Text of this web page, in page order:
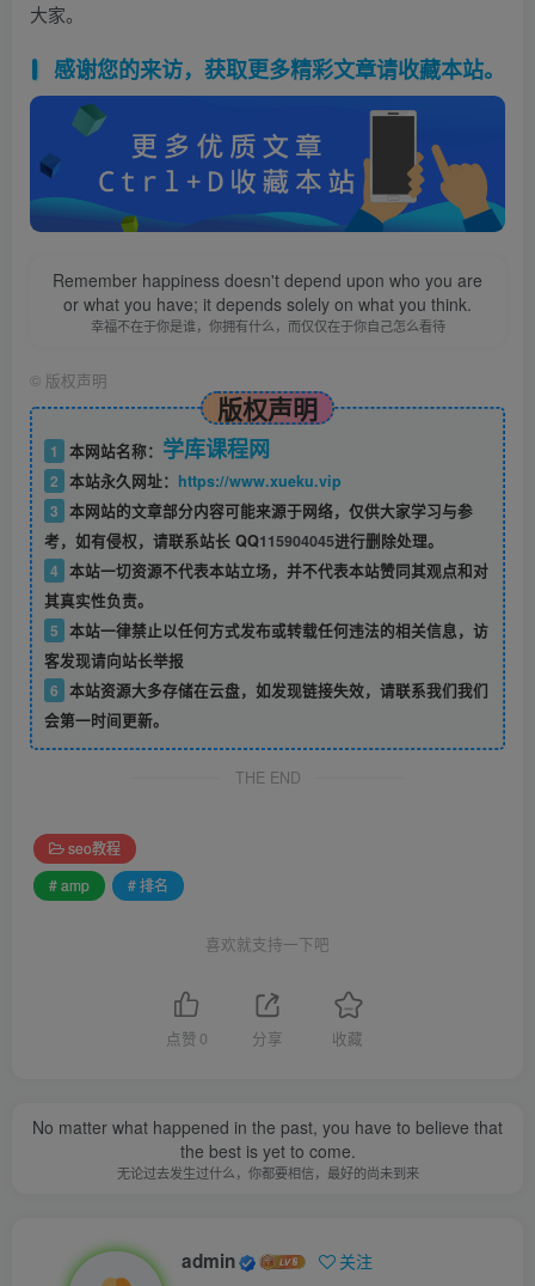
大家。
感谢您的来访，获取更多精彩文章请收藏本站。
Remember happiness doesn't depend upon who you are
or what you have; it depends solely on what you think.
幸福不在于你是谁，你拥有什么，而仅仅在于你自己怎么看待
© 版权声明
版权声明
1 本网站名称： 学库课程网
2 本站永久网址： https://www.xueku.vip
3 本网站的文章部分内容可能来源于网络，仅供大家学习与参
考，如有侵权，请联系站长 QQ115904045进行删除处理。
4 本站一切资源不代表本站立场，并不代表本站赞同其观点和对
其真实性负责。
5 本站一律禁止以任何方式发布或转载任何违法的相关信息，访
客发现请向站长举报
6 本站资源大多存储在云盘，如发现链接失效，请联系我们我们
会第一时间更新。
THE END
seo教程
# amp
# 排名
喜欢就支持一下吧
点赞 0 分享 收藏
No matter what happened in the past, you have to believe that
the best is yet to come.
无论过去发生过什么，你都要相信，最好的尚未到来
admin 关注